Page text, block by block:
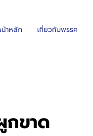
าหลัก เกี่ยวกับพรรค
กขาด